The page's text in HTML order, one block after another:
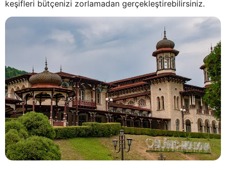
keşifleri bütçenizi zorlamadan gerçekleştirebilirsiniz.